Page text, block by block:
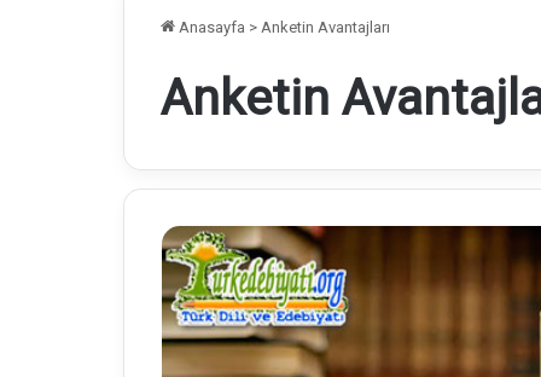
Anasayfa > Anketin Avantajları
Anketin